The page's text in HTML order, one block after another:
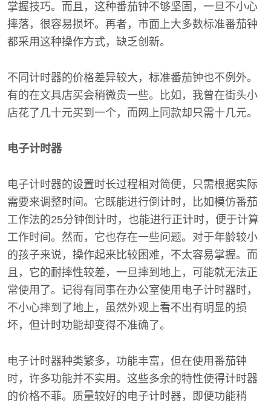
掌握技巧。而且，这种番茄钟不够坚固，一旦不小心
摔落，很容易损坏。再者，市面上大多数标准番茄钟
都采用这种操作方式，缺乏创新。
不同计时器的价格差异较大，标准番茄钟也不例外。
有的在文具店买会稍微贵一些。比如，我曾在街头小
店花了几十元买到一个，而网上同款却只需十几元。
电子计时器
电子计时器的设置时长过程相对简便，只需根据实际
需要来调整时间。它既能进行倒计时，比如模仿番茄
工作法的25分钟倒计时，也能进行正计时，便于计算
工作时间。然而，它也存在一些问题。对于年龄较小
的孩子来说，操作起来比较困难，不太容易掌握。而
且，它的耐摔性较差，一旦摔到地上，可能就无法正
常使用了。记得有同事在办公室使用电子计时器时，
不小心摔到了地上，虽然外观上看不出有明显的损
坏，但计时功能却变得不准确了。
电子计时器种类繁多，功能丰富，但在使用番茄钟
时，许多功能并不实用。这些多余的特性使得计时器
的价格不菲。质量较好的电子计时器，即便功能稍